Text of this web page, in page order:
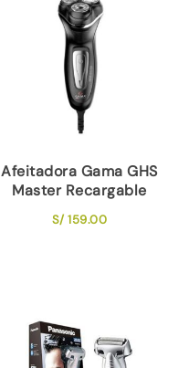
Afeitadora Gama GHS
Master Recargable
S/159.00